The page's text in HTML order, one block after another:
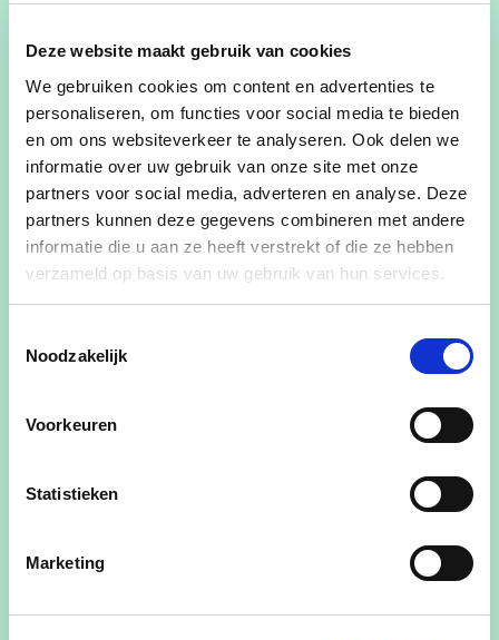
Deze website maakt gebruik van cookies
We gebruiken cookies om content en advertenties te
personaliseren, om functies voor social media te bieden
en om ons websiteverkeer te analyseren. Ook delen we
informatie over uw gebruik van onze site met onze
partners voor social media, adverteren en analyse. Deze
partners kunnen deze gegevens combineren met andere
informatie die u aan ze heeft verstrekt of die ze hebben
verzameld op basis van uw gebruik van hun services.
Noodzakelijk
Voorkeuren
Statistieken
Marketing
Rob Dirkx (1960) is gemeenteraadslid. Daarnaast
van Ciro bvba en de aandeelhoudersvergadering
van De Watergroep.
Hij is gehuwd met Lisette Meuleneers en vader
van Karen en Sanne.
0486/879722
rob.dirkx@proximus.be